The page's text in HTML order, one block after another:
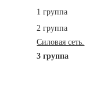
1
2
Силовая сеть.
3 группа